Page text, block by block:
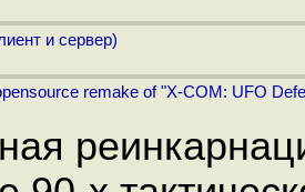
и сервер)
remake of "X-COM: UFO